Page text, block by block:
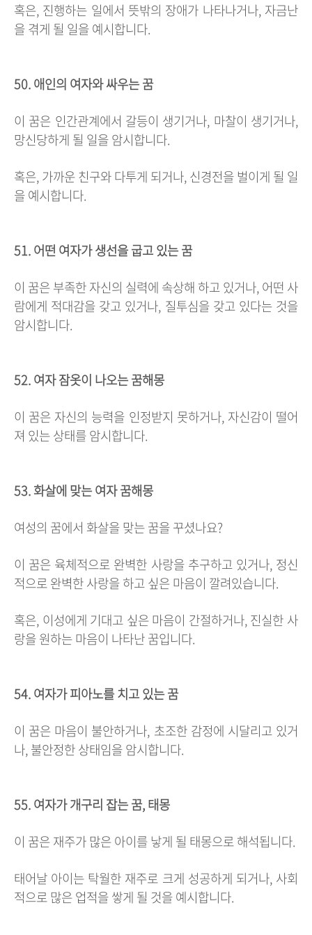
혹은, 진행하는 일에서 뜻밖의 장애가 나타나거나, 자금난
을 겪게 될 일을 예시합니다.
50. 애인의 여자와 싸우는 꿈
이 꿈은 인간관계에서 갈등이 생기거나, 마찰이 생기거나,
망신당하게 될 일을 암시합니다.
혹은, 가까운 친구와 다투게 되거나, 신경전을 벌이게 될 일
을 예시합니다.
51. 어떤 여자가 생선을 굽고 있는 꿈
이 꿈은 부족한 자신의 실력에 속상해 하고 있거나, 어떤 사
람에게 적대감을 갖고 있거나, 질투심을 갖고 있다는 것을
암시합니다.
52. 여자 잠옷이 나오는 꿈해몽
이 꿈은 자신의 능력을 인정받지 못하거나, 자신감이 떨어
져 있는 상태를 암시합니다.
53. 화살에 맞는 여자 꿈해몽
여성의 꿈에서 화살을 맞는 꿈을 꾸셨나요?
이 꿈은 육체적으로 완벽한 사랑을 추구하고 있거나, 정신
적으로 완벽한 사랑을 하고 싶은 마음이 깔려있습니다.
혹은, 이성에게 기대고 싶은 마음이 간절하거나, 진실한 사
랑을 원하는 마음이 나타난 꿈입니다.
54. 여자가 피아노를 치고 있는 꿈
이 꿈은 마음이 불안하거나, 초조한 감정에 시달리고 있거
나, 불안정한 상태임을 암시합니다.
55. 여자가 개구리 잡는 꿈, 태몽
이 꿈은 재주가 많은 아이를 낳게 될 태몽으로 해석됩니다.
태어날 아이는 탁월한 재주로 크게 성공하게 되거나, 사회
적으로 많은 업적을 쌓게 될 것을 예시합니다.